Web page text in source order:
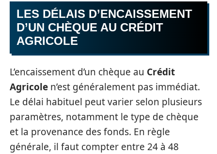
LES DÉLAIS D’ENCAISSEMENT
D’UN CHÈQUE AU CRÉDIT
AGRICOLE
L’encaissement d’un chèque au Crédit
Agricole n’est généralement pas immédiat.
Le délai habituel peut varier selon plusieurs
paramètres, notamment le type de chèque
et la provenance des fonds. En règle
générale, il faut compter entre 24 à 48